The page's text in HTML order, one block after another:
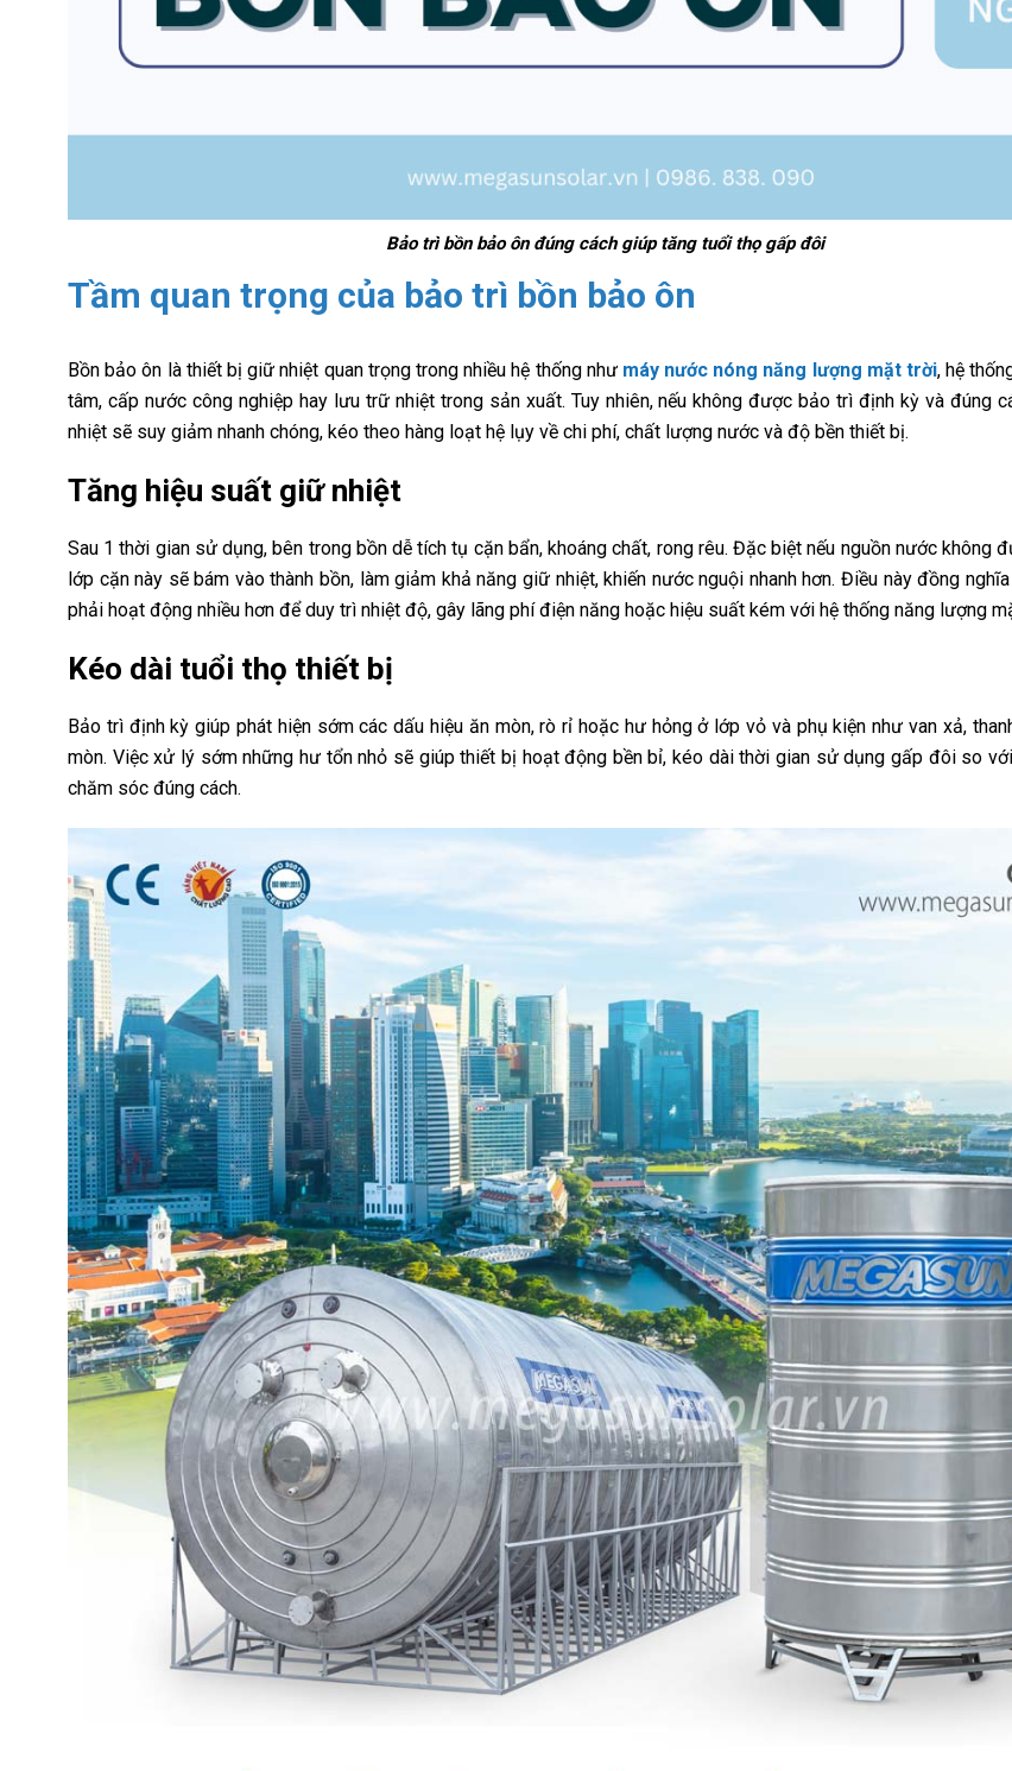
Bảo trì bồn bảo ôn đúng cách giúp tăng tuổi thọ gấp đôi
Tầm quan trọng của bảo trì bồn bảo ôn
Bồn bảo ôn là thiết bị giữ nhiệt quan trọng trong nhiều hệ thống như máy nước nóng năng lượng mặt trời, hệ
tâm, cấp nước công nghiệp hay lưu trữ nhiệt trong sản xuất. Tuy nhiên, nếu không được bảo trì định kỳ và đúng
nhiệt sẽ suy giảm nhanh chóng, kéo theo hàng loạt hệ lụy về chi phí, chất lượng nước và độ bền thiết bị.
Tăng hiệu suất giữ nhiệt
Sau 1 thời gian sử dụng, bên trong bồn dễ tích tụ cặn bẩn, khoáng chất, rong rêu. Đặc biệt nếu nguồn nước không
lớp cặn này sẽ bám vào thành bồn, làm giảm khả năng giữ nhiệt, khiến nước nguội nhanh hơn. Điều này đồng
phải hoạt động nhiều hơn để duy trì nhiệt độ, gây lãng phí điện năng hoặc hiệu suất kém với hệ thống năng lượng
Kéo dài tuổi thọ thiết bị
Bảo trì định kỳ giúp phát hiện sớm các dấu hiệu ăn mòn, rò rỉ hoặc hư hỏng ở lớp vỏ và phụ kiện như van xả,
mòn. Việc xử lý sớm những hư tổn nhỏ sẽ giúp thiết bị hoạt động bền bỉ, kéo dài thời gian sử dụng gấp đôi so
chăm sóc đúng cách.